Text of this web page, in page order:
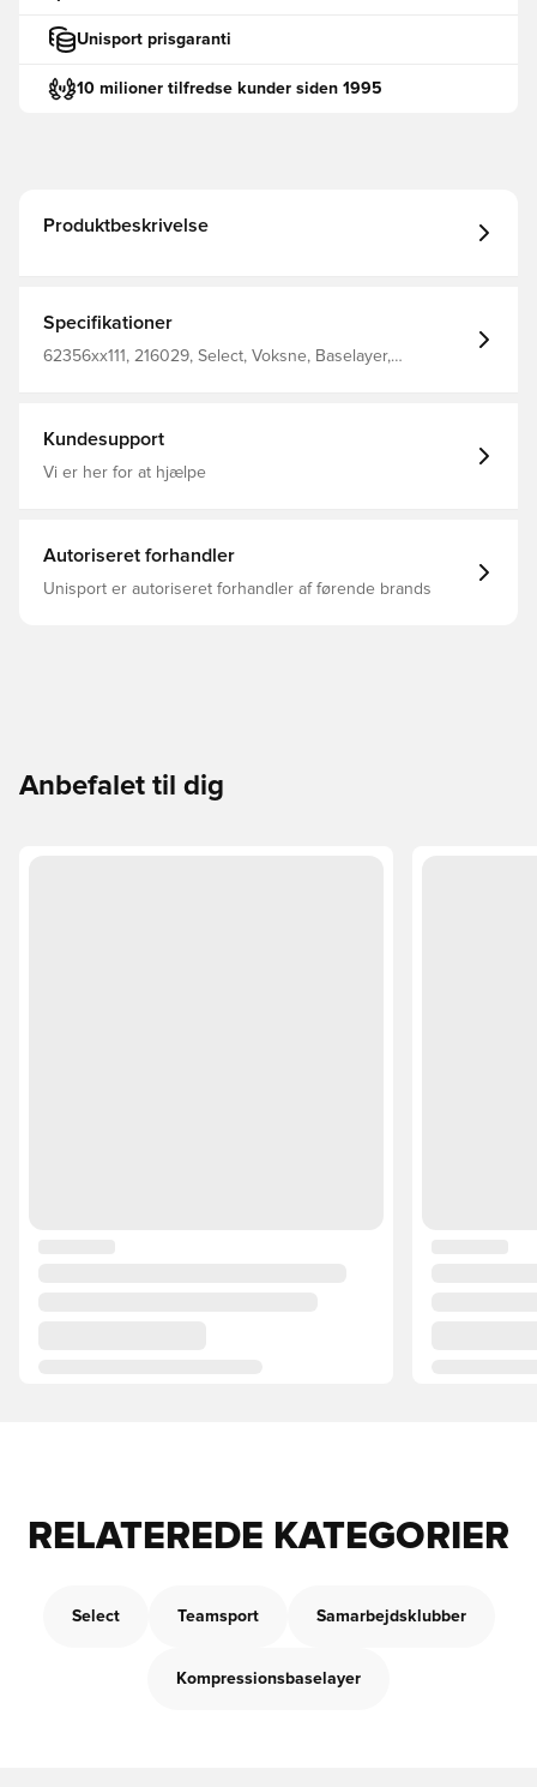
Unisport prisgaranti
10 milioner tilfredse kunder siden 1995
Produktbeskrivelse
Specifikationer
62356xx111, 216029, Select, Voksne, Baselayer,
Kundesupport
Vi er her for at hjælpe
Autoriseret forhandler
Unisport er autoriseret forhandler af førende brands
Anbefalet til dig
RELATEREDE KATEGORIER
Select Teamsport Samarbejdsklubber
Kompressionsbaselayer